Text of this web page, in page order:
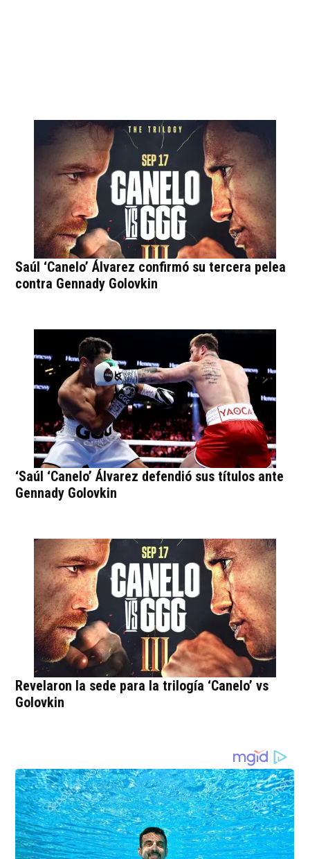
Saúl ‘Canelo’ Álvarez confirmó su tercera pelea
contra Gennady Golovkin
‘Saúl ‘Canelo’ Álvarez defendió sus títulos ante
Gennady Golovkin
Revelaron la sede para la trilogía ‘Canelo’ vs
Golovkin